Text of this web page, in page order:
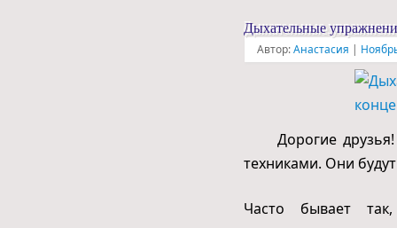
Дыхательные
Автор:Анастасия |
Дорогие друзья!
техниками. Они
Часто бывает